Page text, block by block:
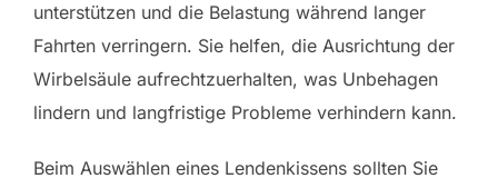
unterstützen und die Belastung während langer
Fahrten verringern. Sie helfen, die Ausrichtung der
Wirbelsäule aufrechtzuerhalten, was Unbehagen
lindern und langfristige Probleme verhindern kann.
Beim Auswählen eines Lendenkissens sollten Sie